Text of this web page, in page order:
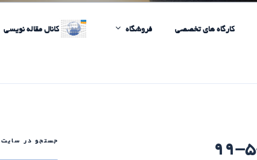
کارگاه های تخصصی فروشگاه کانال مقاله نویسی
جستجو در سایت